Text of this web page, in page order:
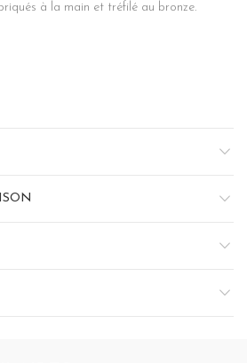
à la main et tréfilé au bronze.